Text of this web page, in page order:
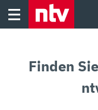
Skip
Finden